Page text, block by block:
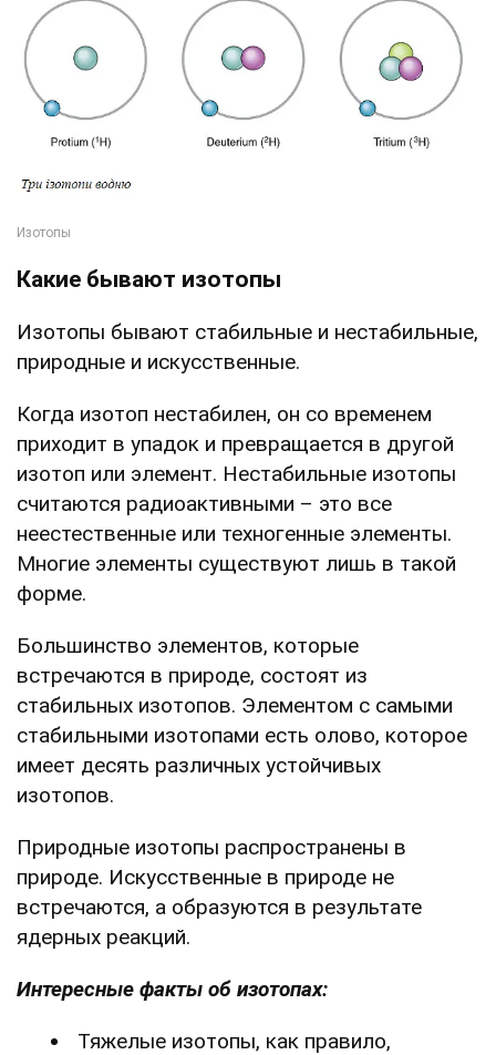
Какие бывают изотопы
Изотопы бывают стабильные и нестабильные,
природные и искусственные.
Когда изотоп нестабилен, он со временем
приходит в упадок и превращается в другой
изотоп или элемент. Нестабильные изотопы
считаются радиоактивными – это все
неестественные или техногенные элементы.
Многие элементы существуют лишь в такой
форме.
Большинство элементов, которые
встречаются в природе, состоят из
стабильных изотопов. Элементом с самыми
стабильными изотопами есть олово, которое
имеет десять различных устойчивых
изотопов.
Природные изотопы распространены в
природе. Искусственные в природе не
встречаются, а образуются в результате
ядерных реакций.
Интересные факты об изотопах:
Тяжелые изотопы, как правило,